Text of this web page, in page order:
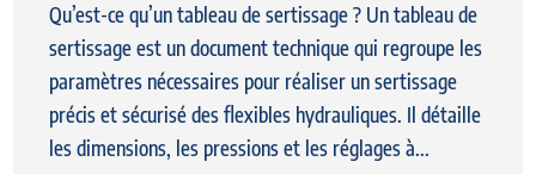
Qu’est-ce qu’un tableau de sertissage ? Un tableau de
sertissage est un document technique qui regroupe les
paramètres nécessaires pour réaliser un sertissage
précis et sécurisé des flexibles hydrauliques. Il détaille
les dimensions, les pressions et les réglages à...